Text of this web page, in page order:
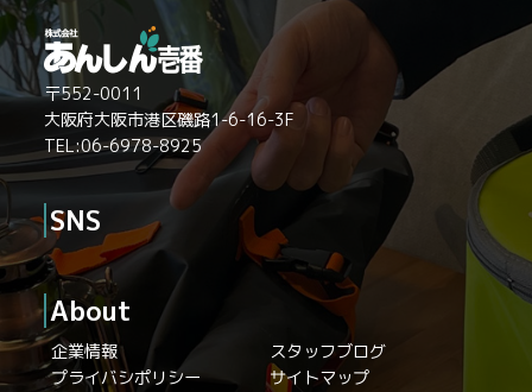
〒552-0011
大阪府大阪市港区磯路1-6-16-3F
TEL:06-6978-8925
SNS
About
企業情報
スタッフブログ
プライバシポリシー
サイトマップ